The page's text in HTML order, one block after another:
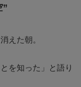
”
えた朝。
を知った」と語り